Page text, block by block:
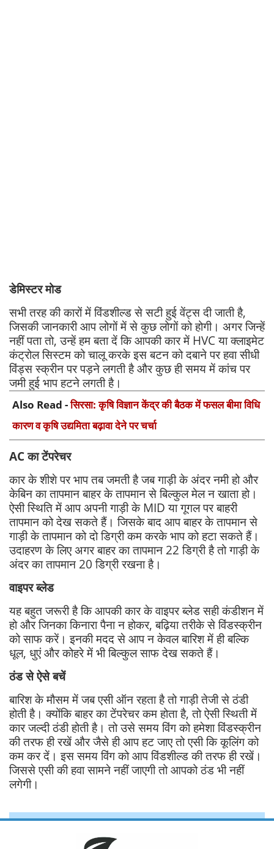
डेमिस्टर मोड
सभी तरह की कारों में विंडशील्ड से सटी हुई वेंट्स दी जाती है,
जिसकी जानकारी आप लोगों में से कुछ लोगों को होगी। अगर जिन्हें
नहीं पता तो, उन्हें हम बता दें कि आपकी कार में HVC या क्लाइमेट
कंट्रोल सिस्टम को चालू करके इस बटन को दबाने पर हवा सीधी
विंड्स स्क्रीन पर पड़ने लगती है और कुछ ही समय में कांच पर
जमी हुई भाप हटने लगती है।
Also Read -सिरसा: कृषि विज्ञान केंद्र की बैठक में फसल बीमा विधि
कारण व कृषि उद्यमिता बढ़ावा देने पर चर्चा
AC का टेंपरेचर
कार के शीशे पर भाप तब जमती है जब गाड़ी के अंदर नमी हो और
केबिन का तापमान बाहर के तापमान से बिल्कुल मेल न खाता हो।
ऐसी स्थिति में आप अपनी गाड़ी के MID या गूगल पर बाहरी
तापमान को देख सकते हैं। जिसके बाद आप बाहर के तापमान से
गाड़ी के तापमान को दो डिग्री कम करके भाप को हटा सकते हैं।
उदाहरण के लिए अगर बाहर का तापमान 22 डिग्री है तो गाड़ी के
अंदर का तापमान 20 डिग्री रखना है।
वाइपर ब्लेड
यह बहुत जरूरी है कि आपकी कार के वाइपर ब्लेड सही कंडीशन में
हो और जिनका किनारा पैना न होकर, बढ़िया तरीके से विंडस्क्रीन
को साफ करें। इनकी मदद से आप न केवल बारिश में ही बल्कि
धूल, धुएं और कोहरे में भी बिल्कुल साफ देख सकते हैं।
ठंड से ऐसे बचें
बारिश के मौसम में जब एसी ऑन रहता है तो गाड़ी तेजी से ठंडी
होती है। क्योंकि बाहर का टेंपरेचर कम होता है, तो ऐसी स्थिती में
कार जल्दी ठंडी होती है। तो उसे समय विंग को हमेशा विंडस्क्रीन
की तरफ ही रखें और जैसे ही आप हट जाए तो एसी कि कूलिंग को
कम कर दें। इस समय विंग को आप विंडशील्ड की तरफ ही रखें।
जिससे एसी की हवा सामने नहीं जाएगी तो आपको ठंड भी नहीं
लगेगी।